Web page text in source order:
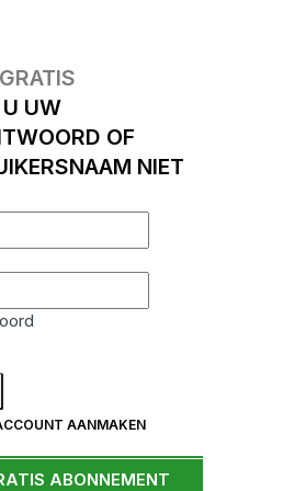
UW
OF
NIET
AANMAKEN
ABONNEMENT